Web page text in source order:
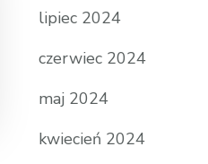
lipiec 2024
czerwiec 2024
maj 2024
kwiecień 2024